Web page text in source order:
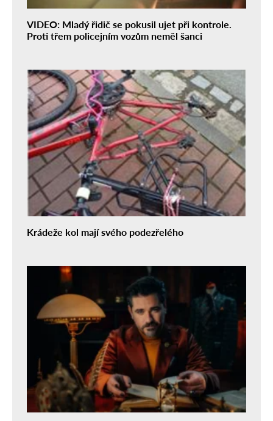
VIDEO: Mladý řidič se pokusil ujet při kontrole.
Proti třem policejním vozům neměl šanci
Krádeže kol mají svého podezřelého